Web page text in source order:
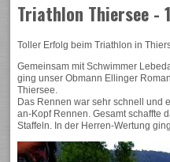
Triathlon Thiersee -
Toller Erfolg beim Triathlon in
Gemeinsam mit Schwimmer
ging unser Obmann Ellinger
Thiersee.
Das Rennen war sehr schnell und
an-Kopf Rennen. Gesamt schaffte
Staffeln. In der Herren-Wertung